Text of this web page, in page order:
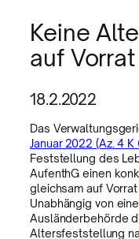
Keine
auf Vorrat
18.2.2022
Das
Januar 2022 (Az. 4 K
Feststellung des
AufenthG einen
gleichsam auf
Unabhängig von
Ausländerbehörde
Altersfeststellung